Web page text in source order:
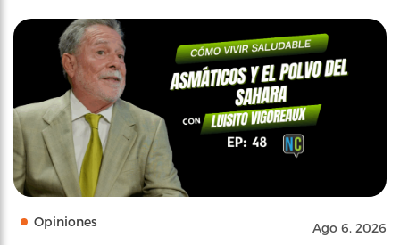
Opiniones Ago 6, 2026